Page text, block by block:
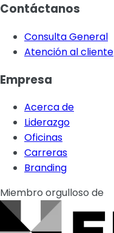
Contáctanos
Consulta General
Atención al cliente
Empresa
Acerca de
Liderazgo
Oficinas
Carreras
Branding
Miembro orgulloso de